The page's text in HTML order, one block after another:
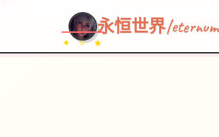
✦ ✧ ★
永恒世界|eternum